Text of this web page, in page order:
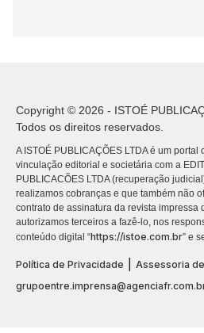
Copyright © 2026 - ISTOÉ
Todos os direitos reservados.
A ISTOÉ PUBLICAÇÕES LTDA é um
vinculação editorial e societária com a
PUBLICACÕES LTDA (recuperação
realizamos cobranças e que também não
contrato de assinatura da revista impressa
autorizamos terceiros a fazê-lo, nos
conteúdo digital “https://istoe.com.br” e
Política de Privacidade
Assessoria